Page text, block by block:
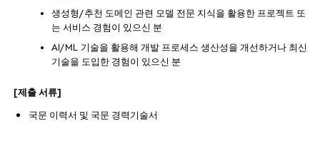
생성형/추천 도메인 관련 모델 전문 지식을 활용한 프로젝트 또
는 서비스 경험이 있으신 분
AI/ML 기술을 활용해 개발 프로세스 생산성을 개선하거나 최신
기술을 도입한 경험이 있으신 분
[제출 서류]
국문 이력서 및 국문 경력기술서